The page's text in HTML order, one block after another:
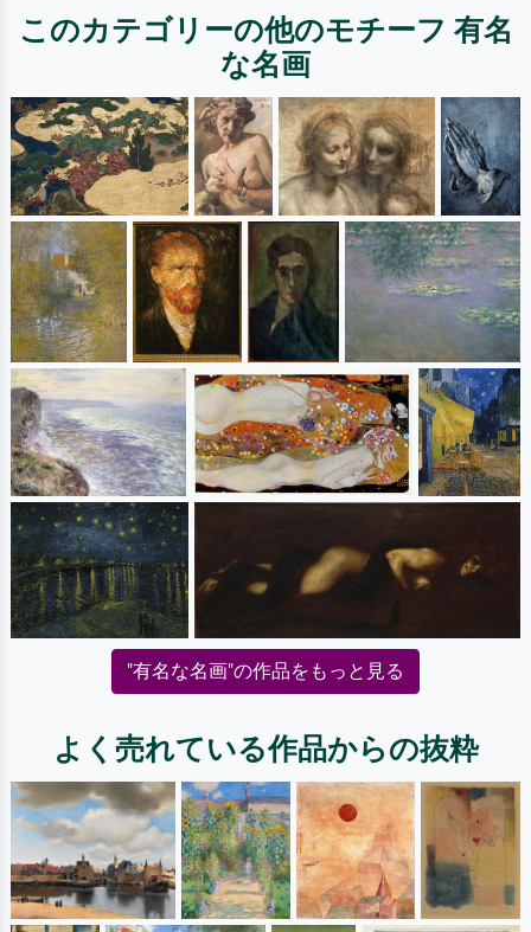
このカテゴリーの他のモチーフ 有名
な名画
"有名な名画"の作品をもっと見る
よく売れている作品からの抜粋